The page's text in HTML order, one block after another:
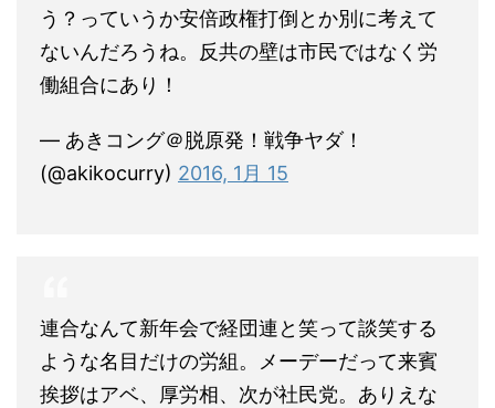
う？っていうか安倍政権打倒とか別に考えて
ないんだろうね。反共の壁は市民ではなく労
働組合にあり！
— あきコング＠脱原発！戦争ヤダ！
(@akikocurry) 2016, 1月 15
連合なんて新年会で経団連と笑って談笑する
ような名目だけの労組。メーデーだって来賓
挨拶はアベ、厚労相、次が社民党。ありえな